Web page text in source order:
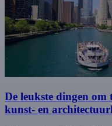
De leukste dingen
kunst- en